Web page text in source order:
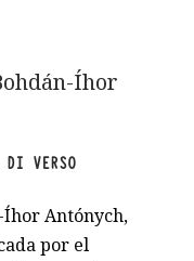
Íhor
DI VERSO
Íhor Antónych,
por el